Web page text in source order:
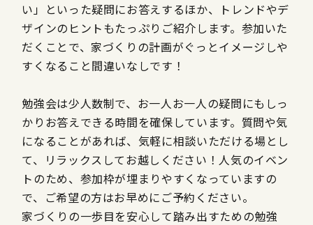
い」といった疑問にお答えするほか、トレンドやデ
ザインのヒントもたっぷりご紹介します。参加いた
だくことで、家づくりの計画がぐっとイメージしや
すくなること間違いなしです！
勉強会は少人数制で、お一人お一人の疑問にもしっ
かりお答えできる時間を確保しています。質問や気
になることがあれば、気軽に相談いただける場とし
て、リラックスしてお越しください！人気のイベン
トのため、参加枠が埋まりやすくなっていますの
で、ご希望の方はお早めにご予約ください。
家づくりの一歩目を安心して踏み出すための勉強